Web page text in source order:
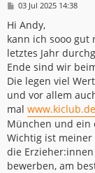
B
i
t
r
a
g
03 Jul 2025 14:38
Hi Andy,
kann ich sooo gut
letztes Jahr
Ende sind wir
Die legen viel
und vor allem
mal www.kiclub.de
München und ein
Wichtig ist
die
bewerben, am